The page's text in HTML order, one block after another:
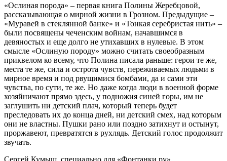
«Ослиная порода» – первая книга Полины Жеребцовой,
рассказывающая о мирной жизни в Грозном. Предыдущие –
«Муравей в стеклянной банке» и «Тонкая серебристая нить» –
были посвящены чеченским войнам, начавшимся в
девяностых и еще долго не утихавших в нулевые. В этом
смысле «Ослиную породу» можно считать своеобразным
приквелом ко всему, что Полина писала раньше: герои те же,
места те же, сила и острота чувств, переживаемых людьми в
мирное время и под рвущимися бомбами, да и сами эти
чувства, по сути, те же. Но даже когда люди в военной форме
хозяйничают прямо здесь, у подножия синей горы, им не
заглушить ни детский плач, который теперь будет
преследовать их до конца дней, ни детский смех, над которым
они не властны. Пушки рано или поздно затихнут и остынут,
проржавеют, превратятся в рухлядь. Детский голос продолжит
звучать.
Сергей Кумыш, специально для «Фонтанки.ру»